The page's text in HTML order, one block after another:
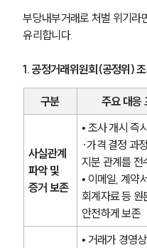
부당내부거래로 처벌 위기라
유리합니다.
1. 공정거래위원회(공정위)
구분 주요 대응
사실관계
파악 및
증거 보존
• 조사 개시 즉
·가격 결정 과
지분 관계를 전
• 이메일, 계약
회계자료 등 원
안전하게 보존
• 거래가 경영